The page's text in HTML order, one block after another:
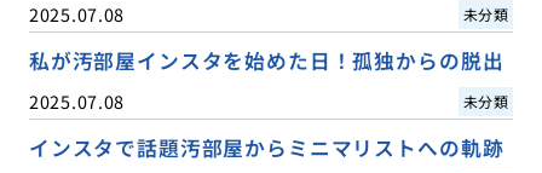
2025.07.08 未分類
私が汚部屋インスタを始めた日！孤独からの脱出
2025.07.08 未分類
インスタで話題汚部屋からミニマリストへの軌跡